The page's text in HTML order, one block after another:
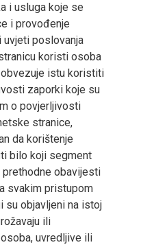
i usluga koje se
i provođenje
uvjeti poslovanja
koristi osoba
istu koristiti
zaporki koje su
o povjerljivosti
stranice,
da korištenje
bilo koji segment
prethodne obavijesti
svakim pristupom
su objavljeni na istoj
ili
uvredljive ili